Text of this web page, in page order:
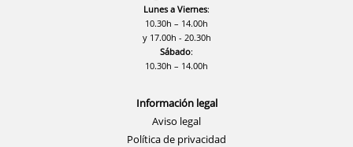
Lunes a Viernes:
10.30h – 14.00h
y 17.00h - 20.30h
Sábado:
10.30h – 14.00h
Información legal
Aviso legal
Política de privacidad